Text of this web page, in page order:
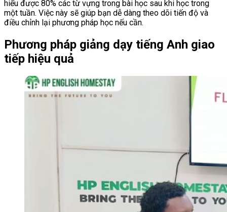
hiểu được 80% các từ vựng trong bài học sau khi học trong
một tuần. Việc này sẽ giúp bạn dễ dàng theo dõi tiến độ và
điều chỉnh lại phương pháp học nếu cần.
Phương pháp giảng dạy tiếng Anh giao
tiếp hiệu quả